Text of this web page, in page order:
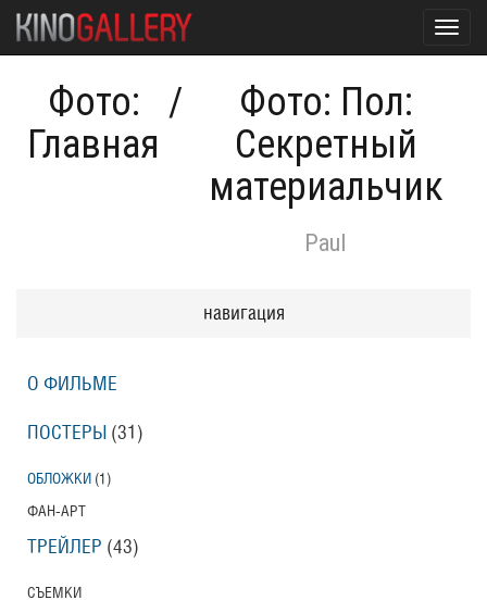
Фото:
Главная
/
Фото: Пол:
Секретный
материальчик
Paul
навигация
О ФИЛЬМЕ
ПОСТЕРЫ (31)
ОБЛОЖКИ (1)
ФАН-АРТ
ТРЕЙЛЕР (43)
СЪЕМКИ